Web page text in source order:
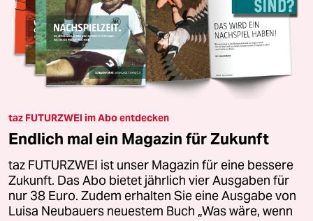
taz FUTURZWEI im Abo entdecken
Endlich mal ein Magazin für Zukunft
taz FUTURZWEI ist unser Magazin für eine bessere
Zukunft. Das Abo bietet jährlich vier Ausgaben für
nur 38 Euro. Zudem erhalten Sie eine Ausgabe von
Luisa Neubauers neuestem Buch „Was wäre, wenn